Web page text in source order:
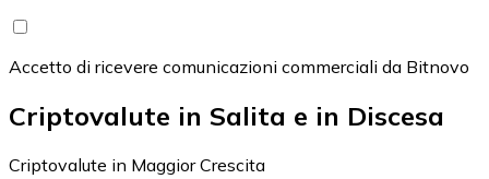
Accetto di ricevere comunicazioni commerciali da Bitnovo
Criptovalute in Salita e in Discesa
Criptovalute in Maggior Crescita